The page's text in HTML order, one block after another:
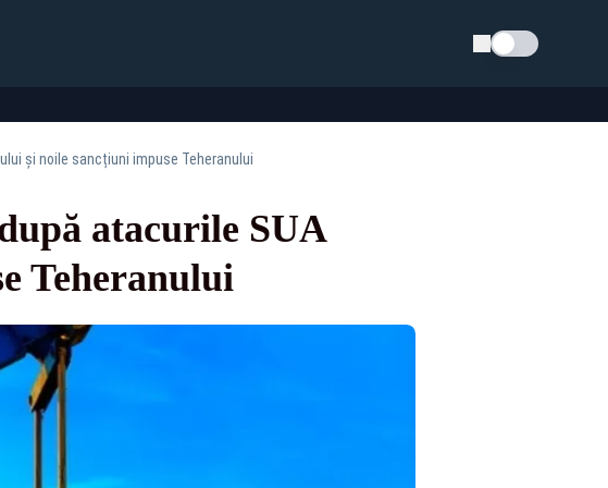
Schimba tema
și noile sancțiuni impuse Teheranului
atacurile SUA
Teheranului